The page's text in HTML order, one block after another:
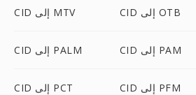
CID إلى MTV CID إلى OTB
CID إلى PALM CID إلى PAM
CID إلى PCT CID إلى PFM